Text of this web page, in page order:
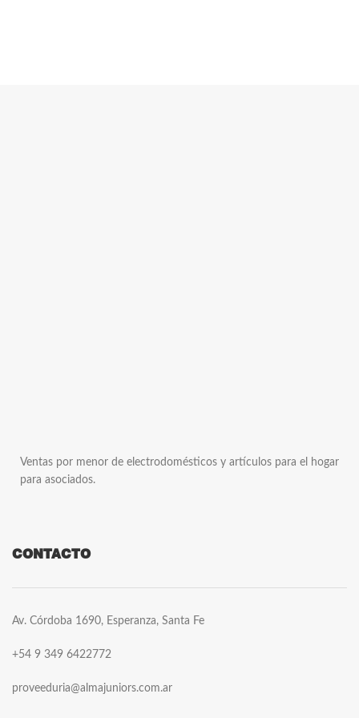
Ventas por menor de electrodomésticos y artículos para el hogar
para asociados.
CONTACTO
Av. Córdoba 1690, Esperanza, Santa Fe
+54 9 349 6422772
proveeduria@almajuniors.com.ar